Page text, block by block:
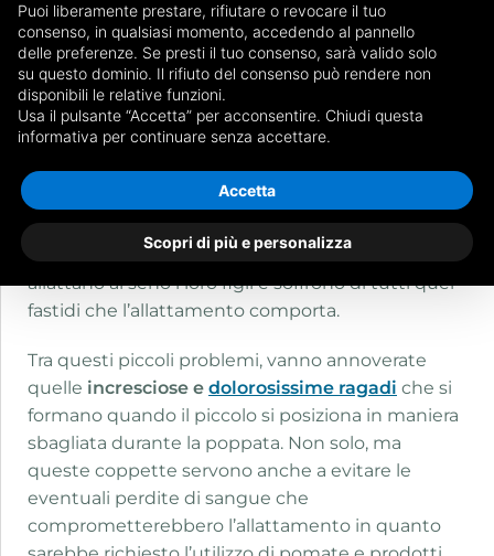
Puoi liberamente prestare, rifiutare o revocare il tuo
consenso, in qualsiasi momento, accedendo al pannello
delle preferenze. Se presti il tuo consenso, sarà valido solo
su questo dominio. Il rifiuto del consenso può rendere non
disponibili le relative funzioni.
Usa il pulsante “Accetta” per acconsentire. Chiudi questa
informativa per continuare senza accettare.
Scopri di più e personalizza
Accetta
Tra le innovazioni presenti sul mercato, da
pochissimi anni, si fanno strada sicuramente le
nuovissimecoppette assorbilattein argento, un
vero e proprio toccasana per quelle mamme che
allattano al seno i loro figli e soffrono di tutti quei
fastidi che l’allattamento comporta.
Tra questi piccoli problemi, vanno annoverate
quelle incresciose e dolorosissime ragadi che si
formano quando il piccolo si posiziona in maniera
sbagliata durante la poppata. Non solo, ma
queste coppette servono anche a evitare le
eventuali perdite di sangue che
comprometterebbero l’allattamento in quanto